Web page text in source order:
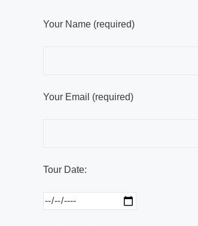
Your Name (required)
Your Email (required)
Tour Date: